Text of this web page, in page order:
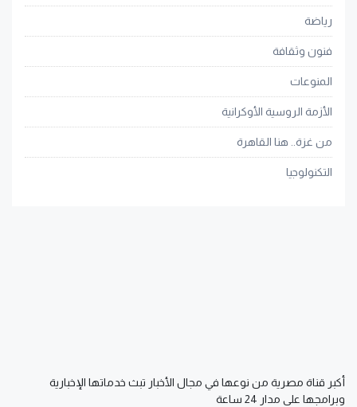
رياضة
فنون وثقافة
المنوعات
الأزمة الروسية الأوكرانية
من غزة.. هنا القاهرة
التكنولوجيا
أكبر قناة مصرية من نوعها في مجال الأخبار تبث خدماتها الإخبارية
وبرامجها على مدار 24 ساعة